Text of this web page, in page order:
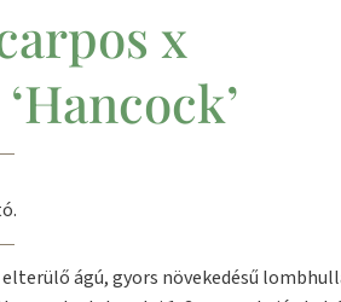
x
ágú, gyors növekedésű